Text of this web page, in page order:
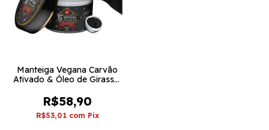
Manteiga Vegana Carvão
Ativado & Óleo de Girassol
R$58,90
R$53,01 com Pix